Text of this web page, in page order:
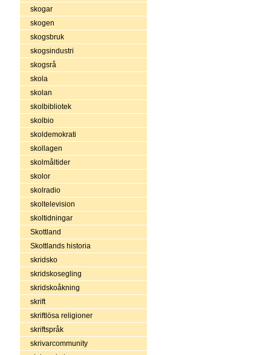
skogar
skogen
skogsbruk
skogsindustri
skogsrå
skola
skolan
skolbibliotek
skolbio
skoldemokrati
skollagen
skolmåltider
skolor
skolradio
skoltelevision
skoltidningar
Skottland
Skottlands historia
skridsko
skridskosegling
skridskoåkning
skrift
skriftlösa religioner
skriftspråk
skrivarcommunity